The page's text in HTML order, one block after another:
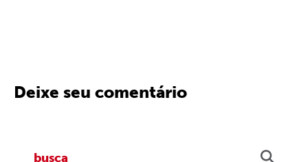
Deixe seu comentário